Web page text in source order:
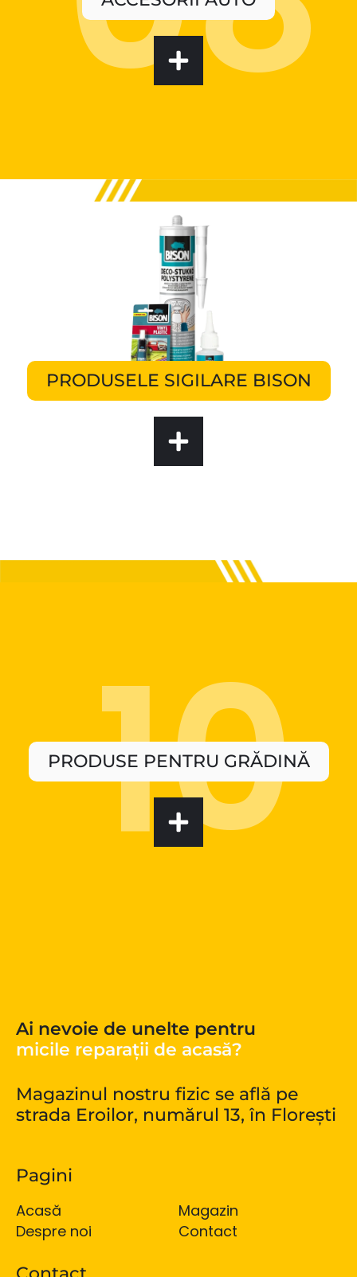
PRODUSELE SIGILARE BISON
PRODUSE PENTRU GRĂDINĂ
Ai nevoie de unelte pentru
micile reparații de acasă?
Magazinul nostru fizic se află pe
strada Eroilor, numărul 13, în Florești
Pagini
Acasă
Despre noi
Magazin
Contact